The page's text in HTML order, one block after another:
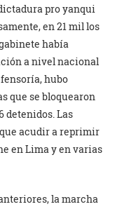
pro yanqui
en 21 mil los
había
a nivel nacional
hubo
que se bloquearon
detenidos. Las
acudir a reprimir
en Lima y en varias
la marcha